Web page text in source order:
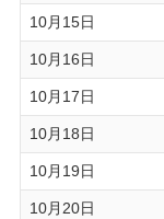
10月15日
10月16日
10月17日
10月18日
10月19日
10月20日